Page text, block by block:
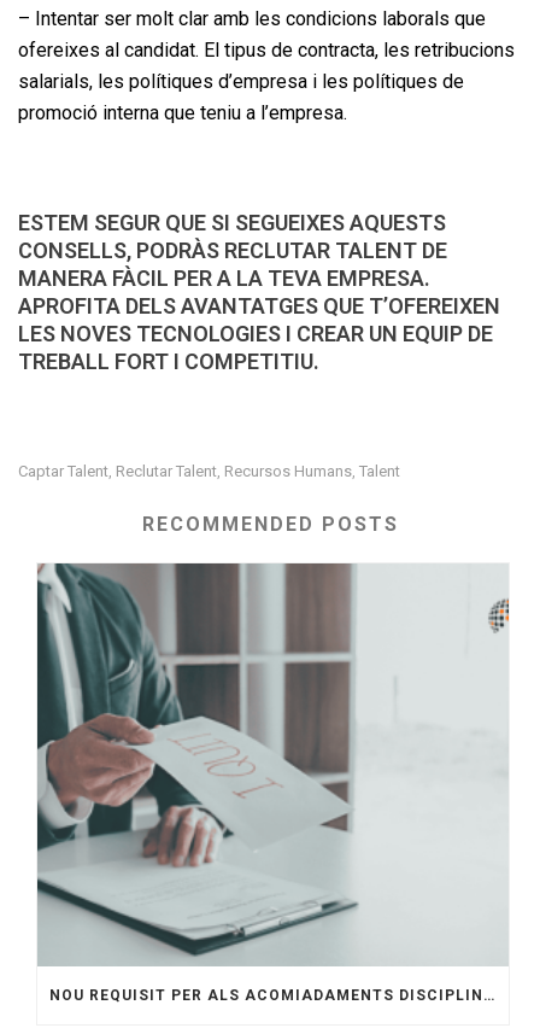
– Intentar ser molt clar amb les condicions laborals que
ofereixes al candidat. El tipus de contracta, les retribucions
salarials, les polítiques d’empresa i les polítiques de
promoció interna que teniu a l’empresa.
ESTEM SEGUR QUE SI SEGUEIXES AQUESTS
CONSELLS, PODRÀS RECLUTAR TALENT DE
MANERA FÀCIL PER A LA TEVA EMPRESA.
APROFITA DELS AVANTATGES QUE T’OFEREIXEN
LES NOVES TECNOLOGIES I CREAR UN EQUIP DE
TREBALL FORT I COMPETITIU.
Captar Talent, Reclutar Talent, Recursos Humans, Talent
RECOMMENDED POSTS
NOU REQUISIT PER ALS ACOMIADAMENTS DISCIPLINARIS. QUÈ HAN DE SABER LES EMPRESES